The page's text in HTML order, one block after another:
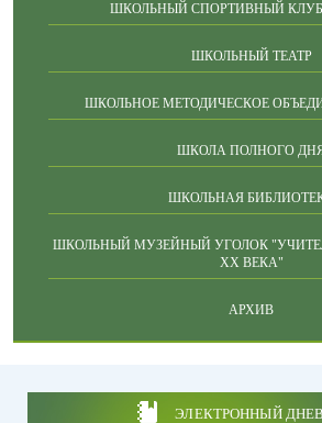
ШКОЛЬНЫЙ СПОРТИВНЫЙ КЛУБ
ШКОЛЬНЫЙ ТЕАТР
ШКОЛЬНОЕ МЕТОДИЧЕСКОЕ
ШКОЛА ПОЛНОГО
ШКОЛЬНАЯ
ШКОЛЬНЫЙ МУЗЕЙНЫЙ УГОЛОК
ХХ ВЕКА"
АРХИВ
ЭЛЕКТРОННЫЙ